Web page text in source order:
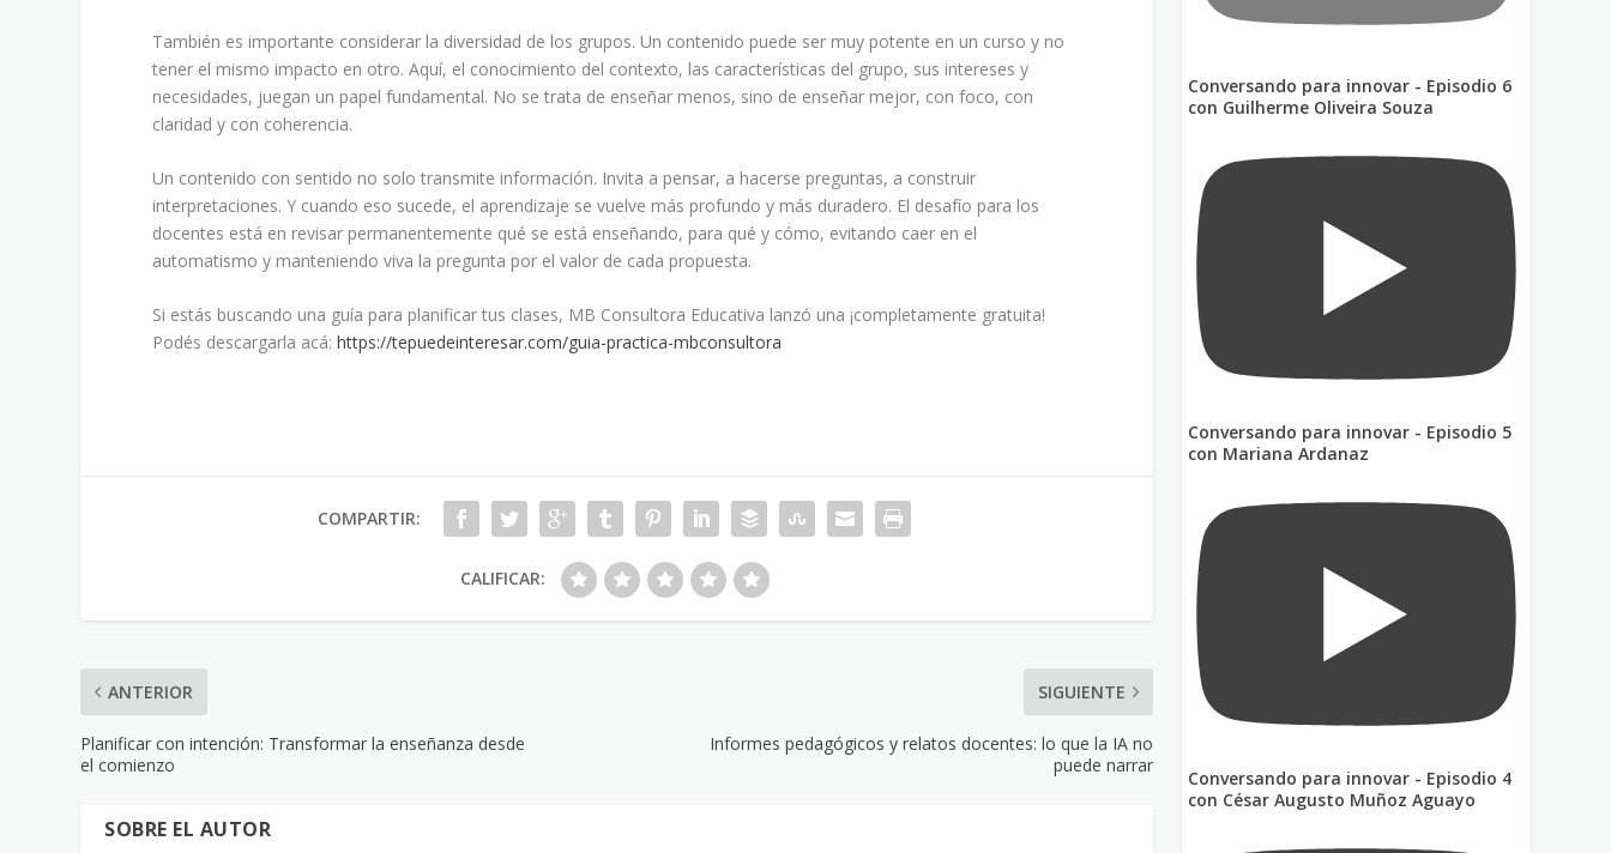
También es importante considerar la diversidad de los grupos. Un contenido puede ser muy potente en un curso y no
tener el mismo impacto en otro. Aquí, el conocimiento del contexto, las características del grupo, sus intereses y
necesidades, juegan un papel fundamental. No se trata de enseñar menos, sino de enseñar mejor, con foco, con
claridad y con coherencia.
Un contenido con sentido no solo transmite información. Invita a pensar, a hacerse preguntas, a construir
interpretaciones. Y cuando eso sucede, el aprendizaje se vuelve más profundo y más duradero. El desafío para los
docentes está en revisar permanentemente qué se está enseñando, para qué y cómo, evitando caer en el
automatismo y manteniendo viva la pregunta por el valor de cada propuesta.
Si estás buscando una guía para planificar tus clases, MB Consultora Educativa lanzó una ¡completamente gratuita!
Podés descargarla acá:https://tepuedeinteresar.com/guia-practica-mbconsultora
COMPARTIR:
CALIFICAR:
ANTERIOR
Planificar con intención: Transformar la enseñanza desde
el comienzo
SIGUIENTE
Informes pedagógicos y relatos docentes: lo que la IA no
puede narrar
SOBRE EL AUTOR
Conversando para innovar - Episodio 6
con Guilherme Oliveira Souza
Conversando para innovar - Episodio 5
con Mariana Ardanaz
Conversando para innovar - Episodio 4
con César Augusto Muñoz Aguayo